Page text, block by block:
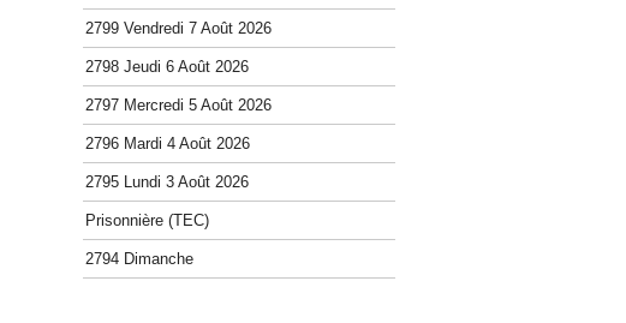
2799 Vendredi 7 Août 2026
2798 Jeudi 6 Août 2026
2797 Mercredi 5 Août 2026
2796 Mardi 4 Août 2026
2795 Lundi 3 Août 2026
Prisonnière (TEC)
2794 Dimanche